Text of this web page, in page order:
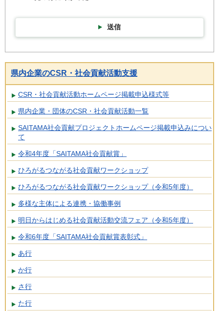
送信
県内企業のCSR・社会貢献活動支援
CSR・社会貢献活動ホームページ掲載申込様式等
県内企業・団体のCSR・社会貢献活動一覧
SAITAMA社会貢献プロジェクトホームページ掲載申込みについ
て
令和4年度「SAITAMA社会貢献賞」
ひろがるつながる社会貢献ワークショップ
ひろがるつながる社会貢献ワークショップ（令和5年度）
多様な主体による連携・協働事例
明日からはじめる社会貢献活動交流フェア（令和5年度）
令和6年度「SAITAMA社会貢献賞表彰式」
あ行
か行
さ行
た行